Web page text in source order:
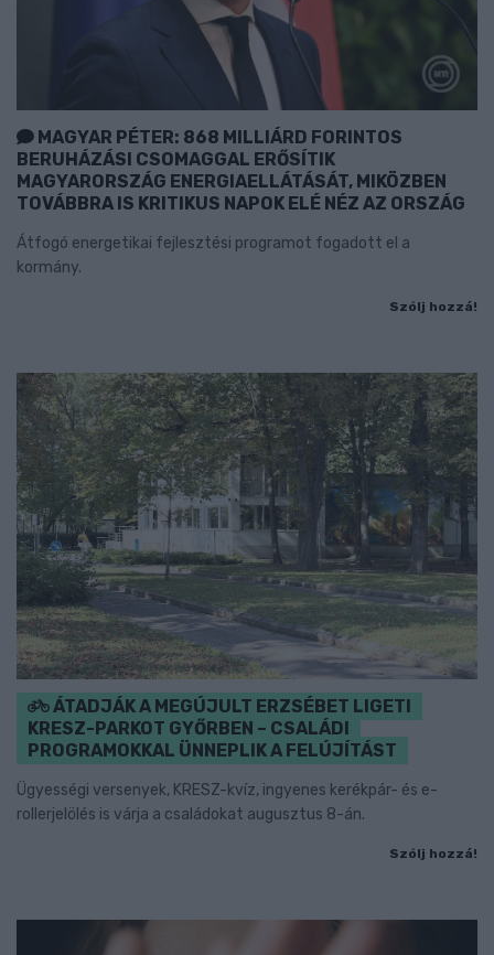
MAGYAR PÉTER: 868 MILLIÁRD FORINTOS
BERUHÁZÁSI CSOMAGGAL ERŐSÍTIK
MAGYARORSZÁG ENERGIAELLÁTÁSÁT, MIKÖZBEN
TOVÁBBRA IS KRITIKUS NAPOK ELÉ NÉZ AZ ORSZÁG
Átfogó energetikai fejlesztési programot fogadott el a
kormány.
Szólj hozzá!
ÁTADJÁK A MEGÚJULT ERZSÉBET LIGETI
KRESZ-PARKOT GYŐRBEN – CSALÁDI
PROGRAMOKKAL ÜNNEPLIK A FELÚJÍTÁST
Ügyességi versenyek, KRESZ-kvíz, ingyenes kerékpár- és e-
rollerjelölés is várja a családokat augusztus 8-án.
Szólj hozzá!